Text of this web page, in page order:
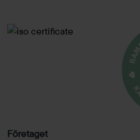
Företaget